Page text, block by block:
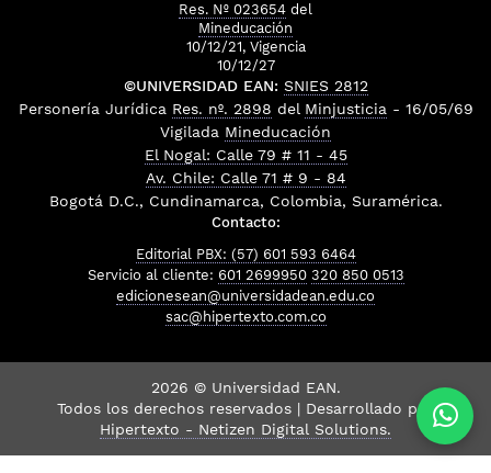
Res. Nº 023654 del
Mineducación
10/12/21, Vigencia
10/12/27
©UNIVERSIDAD EAN: SNIES 2812
Personería Jurídica Res. nº. 2898 del Minjusticia - 16/05/69
Vigilada Mineducación
El Nogal: Calle 79 # 11 - 45
Av. Chile: Calle 71 # 9 - 84
Bogotá D.C., Cundinamarca, Colombia, Suramérica.
Contacto:
Editorial PBX: (57) 601 593 6464
Servicio al cliente: 601 2699950 320 850 0513
edicionesean@universidadean.edu.co
sac@hipertexto.com.co
2026 © Universidad EAN.
Todos los derechos reservados | Desarrollado por
Hipertexto - Netizen Digital Solutions.